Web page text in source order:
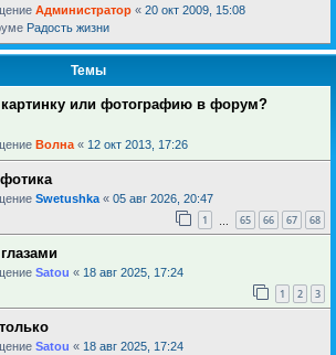
Администратор « 20 окт 2009, 15:08
Радость жизни
Темы
картинку или фотографию в форум?
Волна « 12 окт 2013, 17:26
Swetushka « 05 авг 2026, 20:47
1 65 66 67 68
Satou « 18 авг 2025, 17:24
1 2 3
Satou « 18 авг 2025, 17:24